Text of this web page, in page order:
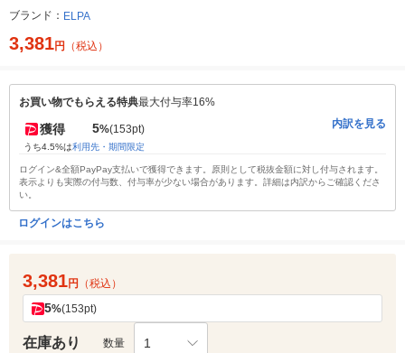
ブランド： ELPA
3,381円 （税込）
お買い物でもらえる特典最大付与率16%
獲得 5%(153pt)
うち4.5%は利用先・期間限定
内訳を見る
ログイン&全額PayPay支払いで獲得できます。原則として税抜金額に対し付与されます。
表示よりも実際の付与数、付与率が少ない場合があります。詳細は内訳からご確認くださ
い。
ログインはこちら
3,381円 （税込）
5%(153pt)
在庫あり 数量 1